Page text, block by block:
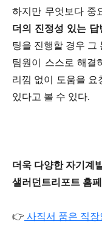
하지만 무엇보다 중
더의 진정성 있는
팅을 진행할 경우 그
팀원이 스스로 해결
리낌 없이 도움을 요
있다고 볼 수 있다.
더욱 다양한 자기계
샐러던트리포트 홈
👉 사직서 품은 직